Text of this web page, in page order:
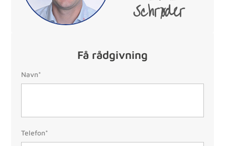
Schrøder
Få rådgivning
Navn:
Navn*
Telefon:
(Påkrævet)
Telefon*